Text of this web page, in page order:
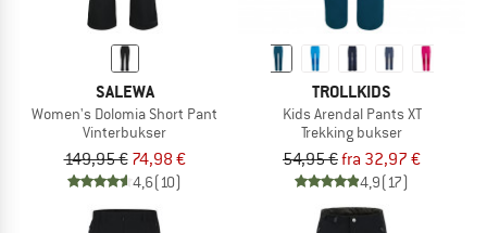
SALEWA
Women's Dolomia Short Pant
Vinterbukser
149,95 € 74,98 €
4,6(10)
TROLLKIDS
Kids Arendal Pants XT
Trekking bukser
54,95 €fra 32,97 €
4,9(17)